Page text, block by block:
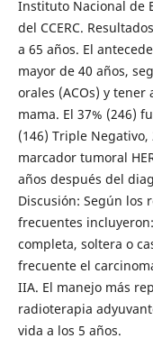
Instituto Nacional de
del CCERC.
a 65 años. El
mayor de 40 años,
orales (ACOs) y
mama. El 37% (246)
(146) Triple Negativo,
marcador tumoral
años después del
Discusión: Según los
frecuentes
completa, soltera o
frecuente el
IIA. El manejo más
radioterapia
vida a los 5 años.